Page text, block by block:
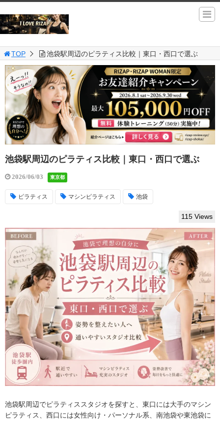
TOP 池袋駅周辺のピラティス比較｜東口・西口で選ぶ
池袋駅周辺のピラティス比較｜東口・西口で選ぶ
2026/06/03 東京都
ピラティス マシンピラティス 池袋
115 Views
池袋駅周辺でピラティススタジオを探すと、東口には大手のマシン
ピラティス、西口には女性向け・パーソナル系、南池袋や東池袋に